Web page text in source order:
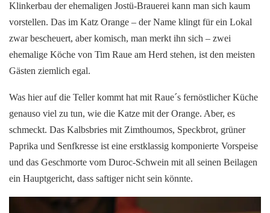
Klinkerbau der ehemaligen Jostü-Brauerei kann man sich kaum
vorstellen. Das im Katz Orange – der Name klingt für ein Lokal
zwar bescheuert, aber komisch, man merkt ihn sich – zwei
ehemalige Köche von Tim Raue am Herd stehen, ist den meisten
Gästen ziemlich egal.
Was hier auf die Teller kommt hat mit Raue´s fernöstlicher Küche
genauso viel zu tun, wie die Katze mit der Orange. Aber, es
schmeckt. Das Kalbsbries mit Zimthoumos, Speckbrot, grüner
Paprika und Senfkresse ist eine erstklassig komponierte Vorspeise
und das Geschmorte vom Duroc-Schwein mit all seinen Beilagen
ein Hauptgericht, dass saftiger nicht sein könnte.